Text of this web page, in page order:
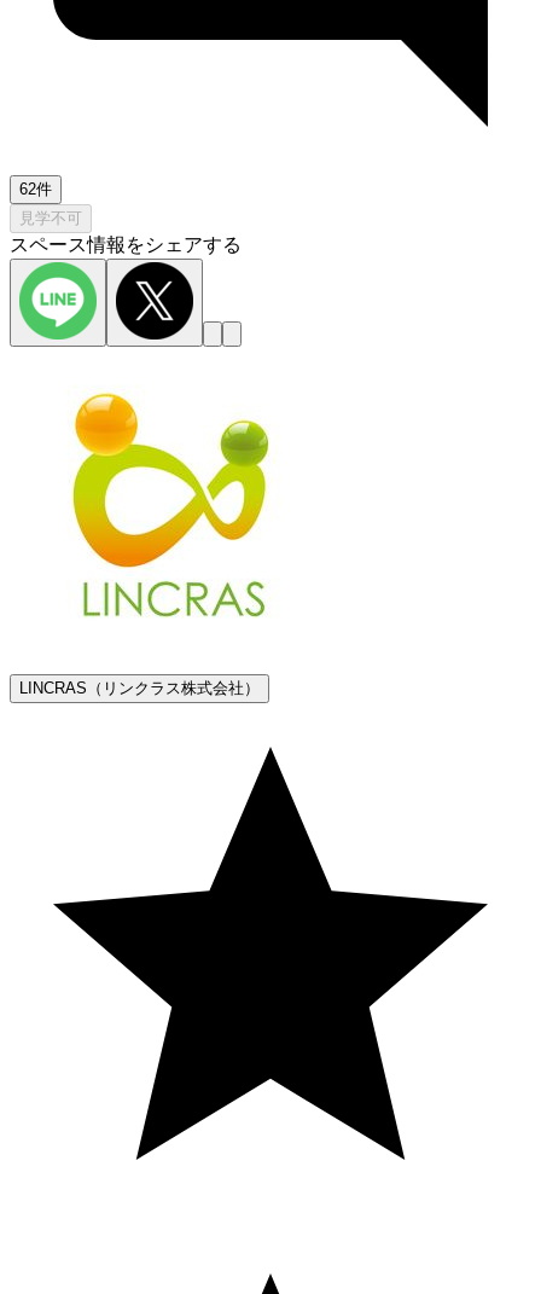
62件
見学不可
スペース情報をシェアする
LINCRAS（リンクラス株式会社）